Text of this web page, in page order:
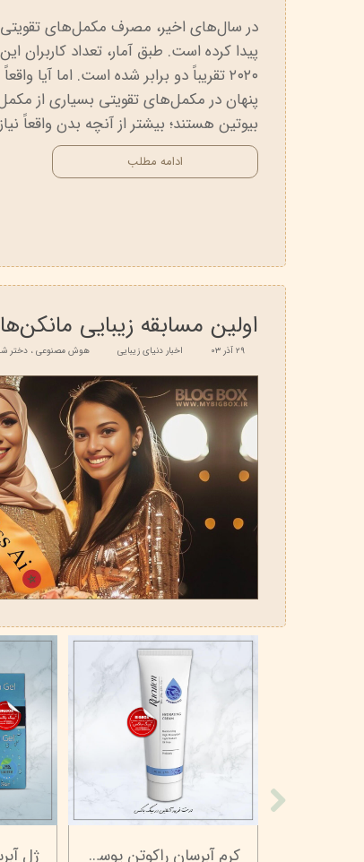
در سال‌های اخیر، مصرف مکمل‌های
۲۰۲۰ تقریباً دو برابر شده است. اما
پنهان در مکمل‌های تقویتی بسیاری از
بیوتین هستند؛ بیشتر از آنچه بدن واقعاً
ادامه مطلب
اولین مسابقه زیبایی
۲۹ آذر ۰۳ اخبار دنیای زیبایی هوش مصنوعی ، دختر
سرم کرم روغن بادام و موم زنبور عسل ویتابلا - 60 میلی لیتر